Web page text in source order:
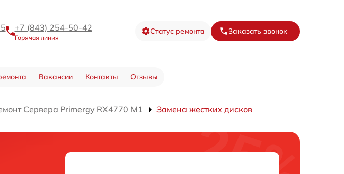
+7 (843) 254-50-42
Горячая линия
Статус ремонта Заказать звонок
Вакансии Контакты Отзывы
Сервера Primergy RX4770 M1 Замена жестких дисков